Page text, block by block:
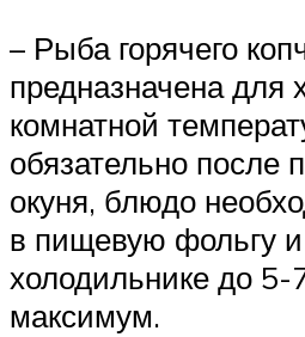
– Рыба горячего
предназначена для
комнатной
обязательно после
окуня, блюдо
в пищевую фольгу
холодильнике до 5-
максимум.